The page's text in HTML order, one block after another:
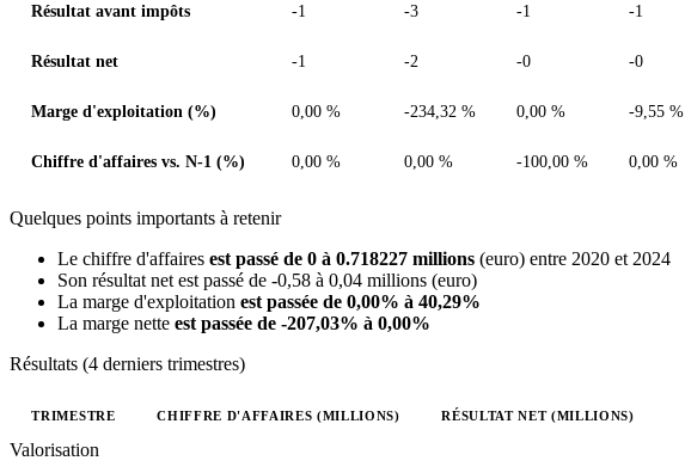
Résultat avant impôts -1 -3 -1 -1
Résultat net -1 -2 -0 -0
Marge d'exploitation (%) 0,00 % -234,32 % 0,00 % -9,55 %
Chiffre d'affaires vs. N-1 (%) 0,00 % 0,00 % -100,00 % 0,00 %
Quelques points importants à retenir
Le chiffre d'affaires est passé de 0 à 0.718227 millions (euro) entre 2020 et 2024
Son résultat net est passé de -0,58 à 0,04 millions (euro)
La marge d'exploitation est passée de 0,00% à 40,29%
La marge nette est passée de -207,03% à 0,00%
Résultats (4 derniers trimestres)
Valeurs trimestrielles en millions (euro)
TRIMESTRE CHIFFRE D'AFFAIRES (MILLIONS) RÉSULTAT NET (MILLIONS)
Valorisation